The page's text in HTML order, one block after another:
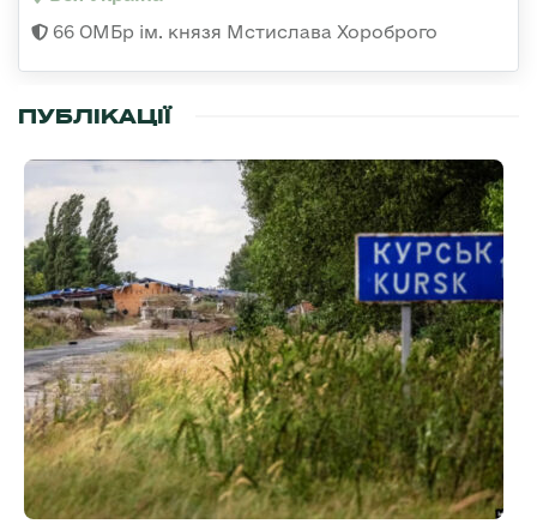
66 ОМБр ім. князя Мстислава Хороброго
ПУБЛІКАЦІЇ